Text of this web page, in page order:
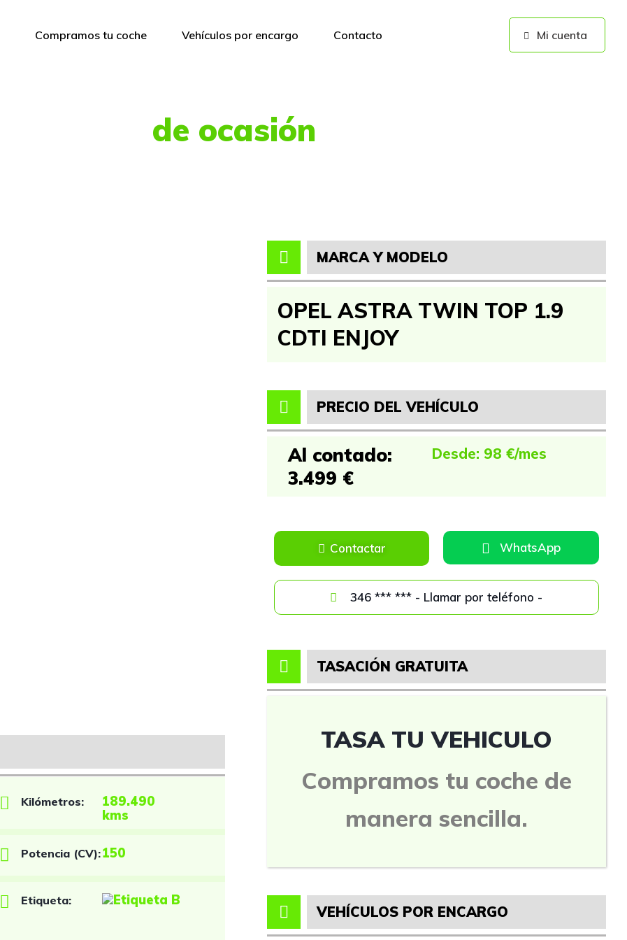
Compramos tu coche Vehículos por encargo Contacto Mi cuenta
de ocasión
Kilómetros:
189.490
kms
Potencia (CV):150
Etiqueta:
MARCA Y MODELO
OPEL ASTRA TWIN TOP 1.9
CDTI ENJOY
PRECIO DEL VEHÍCULO
Al contado:
3.499 €
Desde: 98 €/mes
Contactar WhatsApp
346 *** *** - Llamar por teléfono -
TASACIÓN GRATUITA
TASA TU VEHICULO
Compramos tu coche de
manera sencilla.
VEHÍCULOS POR ENCARGO